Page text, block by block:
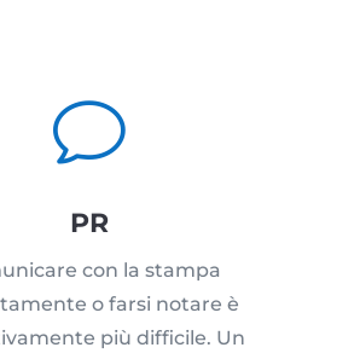
v
PR
con la stampa
o farsi notare è
più difficile. Un